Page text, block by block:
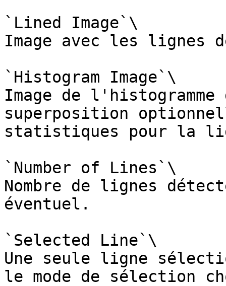
`Lined Image`\
Image avec les lignes
`Histogram Image`\
Image de
superposition
statistiques pour la
`Number of Lines`\
Nombre de lignes
éventuel.
`Selected Line`\
Une seule ligne
le mode de sélection